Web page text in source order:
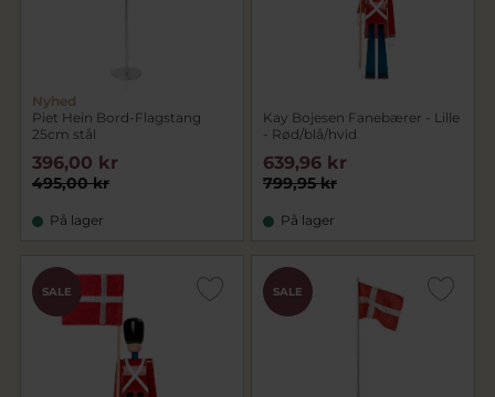
Nyhed
Piet Hein Bord-Flagstang
25cm stål
495,00 kr
396,00 kr
På lager
Kay Bojesen Fanebærer - Lille
- Rød/blå/hvid
799,95 kr
639,96 kr
På lager
SALE SALE